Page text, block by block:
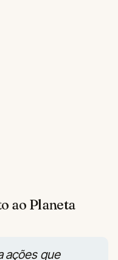
ao Planeta
ações que